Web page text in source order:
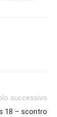
successivo
18 – scontro